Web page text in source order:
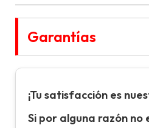
Garantías
¡Tu satisfacción es
Si por alguna razón no